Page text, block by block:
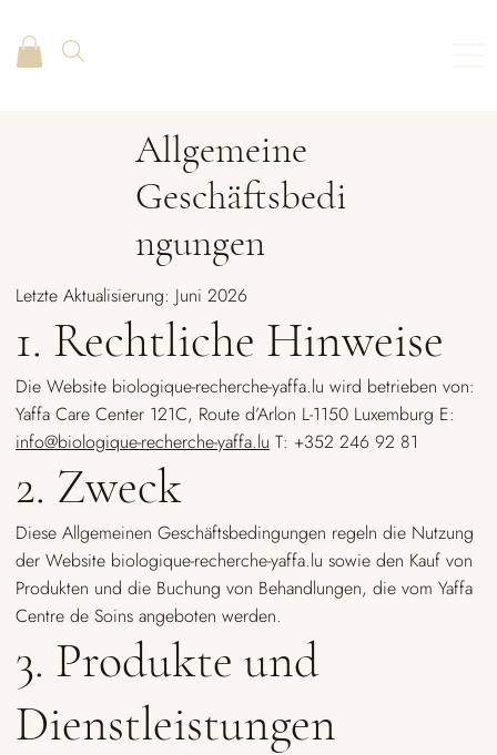
Allgemeine
Geschäftsbedi
ngungen
Letzte Aktualisierung: Juni 2026
1. Rechtliche Hinweise
Die Website biologique-recherche-yaffa.lu wird betrieben von:
Yaffa Care Center 121C, Route d’Arlon L-1150 Luxemburg E:
info@biologique-recherche-yaffa.lu T: +352 246 92 81
2. Zweck
Diese Allgemeinen Geschäftsbedingungen regeln die Nutzung
der Website biologique-recherche-yaffa.lu sowie den Kauf von
Produkten und die Buchung von Behandlungen, die vom Yaffa
Centre de Soins angeboten werden.
3. Produkte und
Dienstleistungen